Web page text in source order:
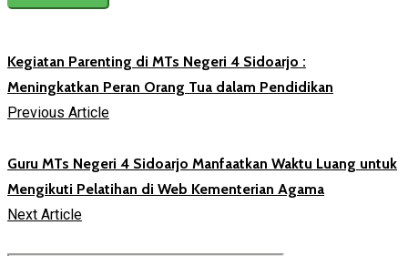
Kegiatan Parenting di MTs Negeri 4 Sidoarjo :
Meningkatkan Peran Orang Tua dalam Pendidikan
Previous Article
Guru MTs Negeri 4 Sidoarjo Manfaatkan Waktu Luang untuk
Mengikuti Pelatihan di Web Kementerian Agama
Next Article